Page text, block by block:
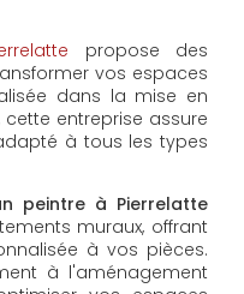
propose des
vos espaces
dans la mise en
entreprise assure
à tous les types
peintre à Pierrelatte
muraux, offrant
à vos pièces.
à l'aménagement